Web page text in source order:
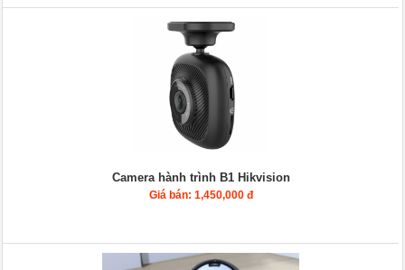
Camera hành trình B1 Hikvision
Giá bán: 1,450,000 đ